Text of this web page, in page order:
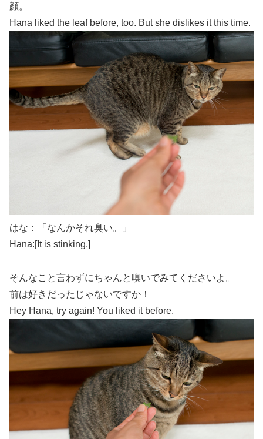
顔。
Hana liked the leaf before, too. But she dislikes it this time.
はな：「なんかそれ臭い。」
Hana:[It is stinking.]
そんなこと言わずにちゃんと嗅いでみてくださいよ。
前は好きだったじゃないですか！
Hey Hana, try again! You liked it before.